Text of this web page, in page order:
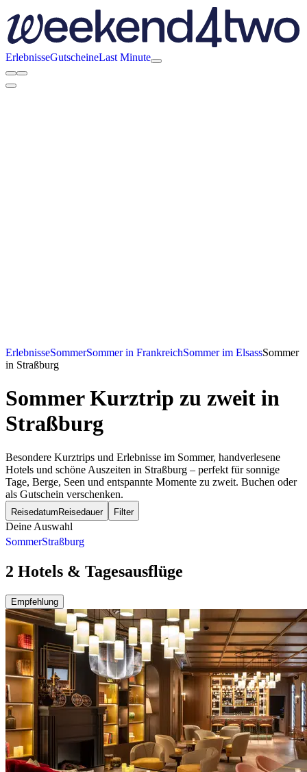
ErlebnisseGutscheineLast Minute
ErlebnisseSommerSommer in FrankreichSommer im ElsassSommer
in Straßburg
Sommer Kurztrip zu zweit in
Straßburg
Besondere Kurztrips und Erlebnisse im Sommer, handverlesene
Hotels und schöne Auszeiten in Straßburg – perfekt für sonnige
Tage, Berge, Seen und entspannte Momente zu zweit. Buchen oder
als Gutschein verschenken.
Reisedatum Reisedauer Filter
Deine Auswahl
SommerStraßburg
2 Hotels & Tagesausflüge
Empfehlung